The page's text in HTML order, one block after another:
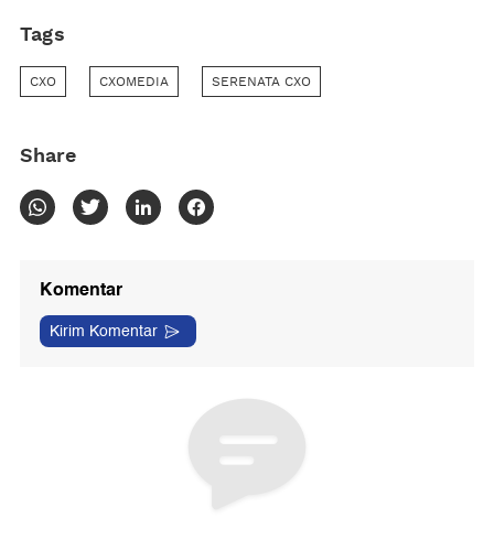
Tags
CXO CXOMEDIA SERENATA CXO
Share